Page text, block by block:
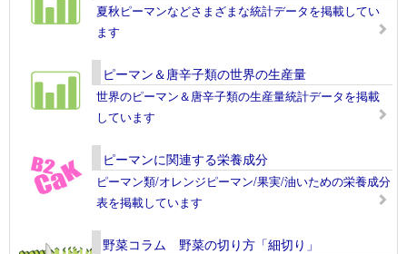
夏秋ピーマンなどさまざまな統計データを掲載してい
ます
ピーマン＆唐辛子類の世界の生産量
世界のピーマン＆唐辛子類の生産量統計データを掲載
しています
ピーマンに関連する栄養成分
ピーマン類/オレンジピーマン/果実/油いための栄養成分
表を掲載しています
野菜コラム 野菜の切り方「細切り」